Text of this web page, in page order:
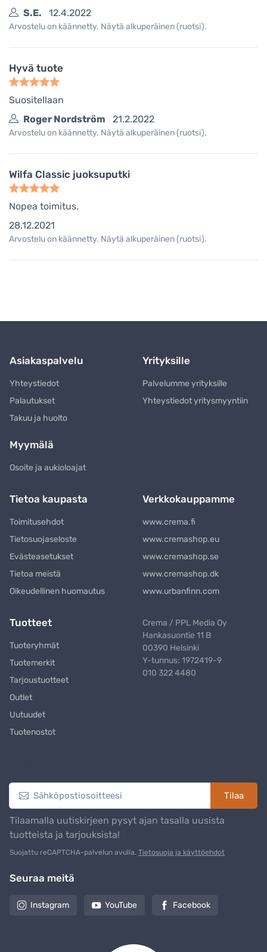
S.E.
12.4.2022
Arvostelu on käännetty. Näytä alkuperäinen (ruotsi).
Hyvä tuote
Suositellaan
Roger Nordström
21.2.2022
Arvostelu on käännetty. Näytä alkuperäinen (ruotsi).
Wilfa Classic juoksuputki
Nopea toimitus.
28.12.2021
Arvostelu on käännetty. Näytä alkuperäinen (ruotsi).
Asiakaspalvelu
Yhteystiedot
Palautukset
Takuu ja huolto
Yrityksille
Palvelumme yrityksille
Yhteystiedot yritysmyyntiin
Myymälä
Osoite ja aukioloajat
Tietoa kaupasta
Toimitusehdot
Tietosuojaseloste
Evästeasetukset
Tietoa meistä
Oikeudellinen huomautus
Verkkokauppamme
www.crema.fi
www.cremashop.eu
www.cremashop.se
www.cremashop.dk
www.urbanfinn.com
Tuotteet
Tuoteryhmät
Tuotemerkit
Tarjoustuotteet
Outlet
Uutuudet
Tuotenostot
Crema / PPL Media Oy
Hankasuontie 11 B
00390 Helsinki
Y-tunnus: 1972419-9
010 322 4480
Tilaa
Tilaamalla uutiskirjeen pysyt ajan tasalla uusista
tuotteista ja tarjouksista!
Suojattu reCAPTCHA-palvelun avulla. Tietosuoja ja käyttöehdot
Seuraa meitä
Instagram YouTube Facebook